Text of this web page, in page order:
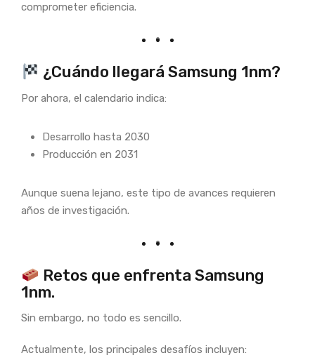
comprometer eficiencia.
¿Cuándo llegará Samsung 1nm?
Por ahora, el calendario indica:
Desarrollo hasta 2030
Producción en 2031
Aunque suena lejano, este tipo de avances requieren
años de investigación.
Retos que enfrenta Samsung
1nm.
Sin embargo, no todo es sencillo.
Actualmente, los principales desafíos incluyen: